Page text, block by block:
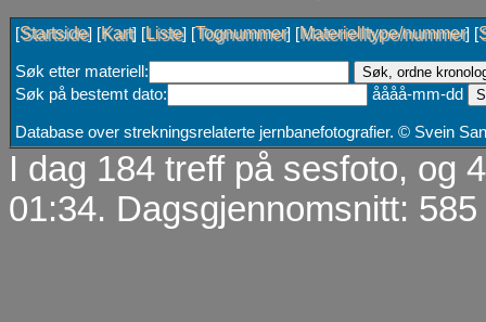
[Startside] [Kart] [Liste] [Tognummer] [Materielltype/nummer] [
Søk etter materiell:
Søk på bestemt dato:
åååå-mm-dd
Database over strekningsrelaterte jernbanefotografier. © Svein
I dag 184 treff på sesfoto, og
01:34. Dagsgjennomsnitt: 585